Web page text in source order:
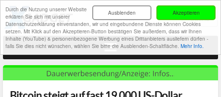
Akzeptieren
Ausblenden
Durch die Nutzung unserer Website
erklären Sie sich mit unserer
Datenschutzerklärung einverstanden, wir und eingebundene Dienste können Cookies
setzen. Mit Klick auf den Akzeptieren-Button bestätigen Sie außerdem, dass wir Ihnen
Inhalte (YouTube) & personenbezogene Werbung eines Drittanbieters ausliefern dürfen -
falls Sie dies nicht wünschen, wählen Sie bitte die Ausblenden-Schaltfläche. Mehr Info.